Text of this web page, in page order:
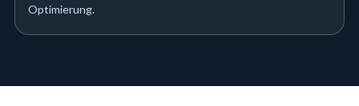
Optimierung.